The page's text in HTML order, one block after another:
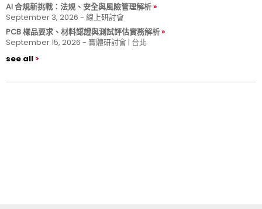
AI 合規新挑戰：法規、安全與風險管理解析
September 3, 2026 - 線上研討會
PCB 樣品要求、材料認證與測試評估實務解析
September 15, 2026 - 實體研討會 | 台北
see all